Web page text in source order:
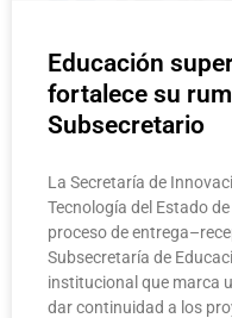
Educación
fortalece su
Subsecretario
La Secretaría de
Tecnología del Estado
proceso de
Subsecretaría de
institucional que marca
dar continuidad a los